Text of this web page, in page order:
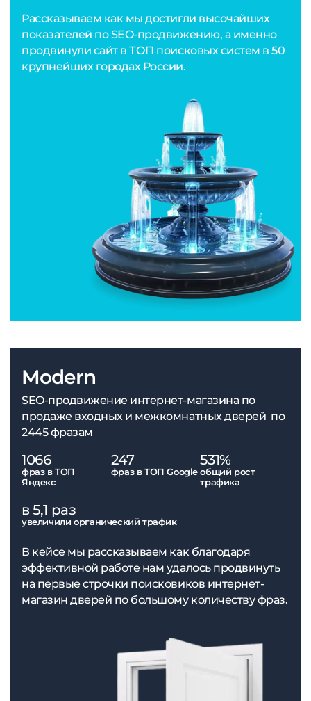
Рассказываем как мы достигли высочайших
показателей по SEO-продвижению, а именно
продвинули сайт в ТОП поисковых систем в 50
крупнейших городах России.
Modern
SEO-продвижение интернет-магазина по
продаже входных и межкомнатных дверей по
2445 фразам
1066
фраз в ТОП
Яндекс
247
фраз в ТОП Google
531%
общий рост
трафика
в 5,1 раз
увеличили органический трафик
В кейсе мы рассказываем как благодаря
эффективной работе нам удалось продвинуть
на первые строчки поисковиков интернет-
магазин дверей по большому количеству фраз.